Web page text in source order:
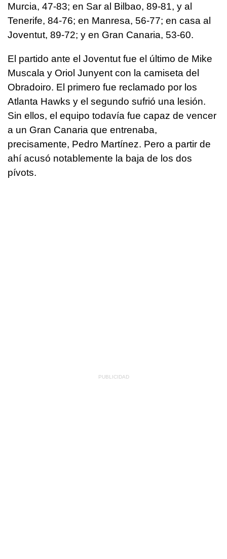
Murcia, 47-83; en Sar al Bilbao, 89-81, y al
Tenerife, 84-76; en Manresa, 56-77; en casa al
Joventut, 89-72; y en Gran Canaria, 53-60.
El partido ante el Joventut fue el último de Mike
Muscala y Oriol Junyent con la camiseta del
Obradoiro. El primero fue reclamado por los
Atlanta Hawks y el segundo sufrió una lesión.
Sin ellos, el equipo todavía fue capaz de vencer
a un Gran Canaria que entrenaba,
precisamente, Pedro Martínez. Pero a partir de
ahí acusó notablemente la baja de los dos
pívots.